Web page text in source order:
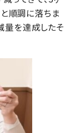
順調に落ちま
量を達成したそ